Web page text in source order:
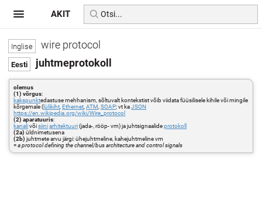
wire protocol
juhtmeprotokoll
olemus
(1) võrgus:
kakspunktedastuse mehhanism, sõltuvalt kontekstist võib viidata füüsilisele kihile või mingile
kõrgemale (lülikiht ,Ethernet ,ATM ,SOAP; vt kaJSON
https://en.wikipedia.org/wiki/Wire_protocol
(2) aparatuuris:
kanalivõisiiniarhitektuuri(jada-, rööp- vm) ja juhtsignaalideprotokoll
(2a) üldnimetusena
(2b) juhtmete arvu järgi: ühejuhtmeline, kahejuhtmeline vm
=a protocol defining the channel/bus architecture and control signals
AKIT